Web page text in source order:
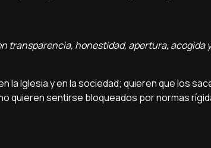
transparencia, honestidad, apertura, acogida
la Iglesia y en la sociedad; quieren que los
quieren sentirse bloqueados por normas